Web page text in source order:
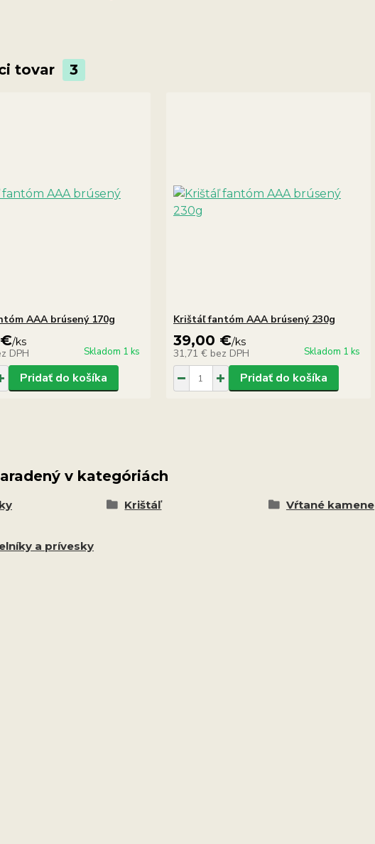
tovar 3
AAA brúsený 170g
/ks
DPH Skladom 1 ks
Pridať do košíka
Krištáľ fantóm AAA brúsený 230g
39,00 €/ks
31,71 € bez DPH Skladom 1 ks
Pridať do košíka
v kategóriách
Krištáľ Vŕtané kamene
a prívesky